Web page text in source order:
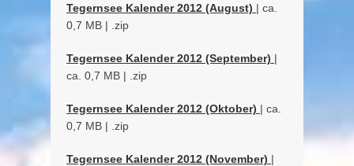
Tegernsee Kalender 2012 (August) | ca.
0,7 MB | .zip
Tegernsee Kalender 2012 (September) |
ca. 0,7 MB | .zip
Tegernsee Kalender 2012 (Oktober) | ca.
0,7 MB | .zip
Tegernsee Kalender 2012 (November) |